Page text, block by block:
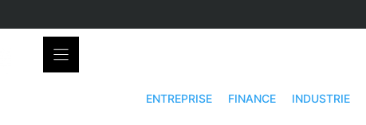
ENTREPRISE FINANCE INDUSTRIE